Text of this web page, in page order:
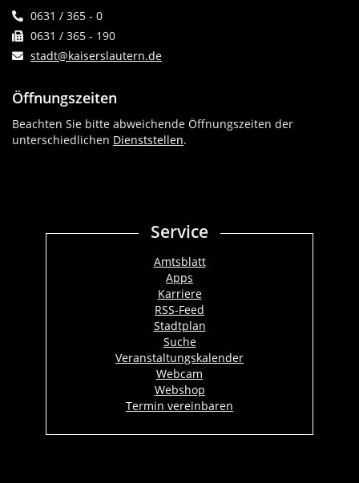
0631 / 365 - 0
0631 / 365 - 190
stadt@kaiserslautern.de
Öffnungszeiten
Beachten Sie bitte abweichende Öffnungszeiten der
unterschiedlichen Dienststellen.
Service
Amtsblatt
Apps
Karriere
RSS-Feed
Stadtplan
Suche
Veranstaltungskalender
Webcam
Webshop
Termin vereinbaren